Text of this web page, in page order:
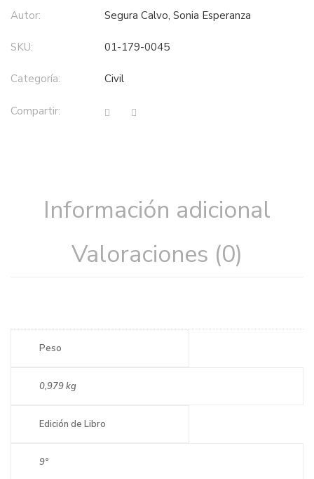
Autor: Segura Calvo, Sonia Esperanza
SKU: 01-179-0045
Categoría: civil
Compartir:
Información adicional
Valoraciones (0)
Peso
0,979 kg
Edición de Libro
9°